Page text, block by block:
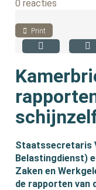
0 reacties
Print
Staatssecretaris
Belastingdienst)
Zaken en
de rapporten van